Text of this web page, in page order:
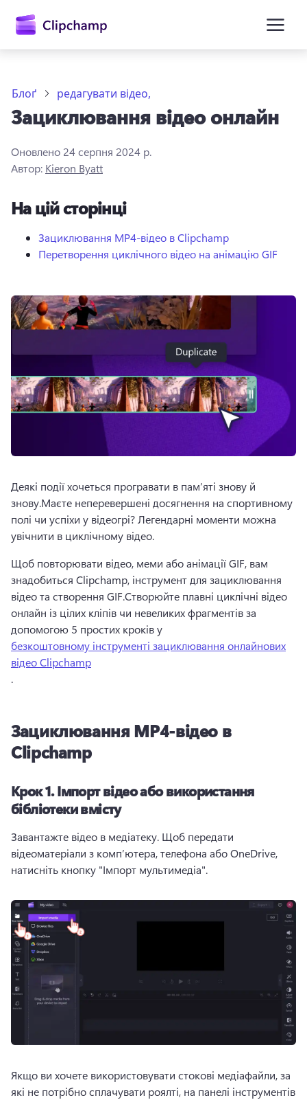
вмісту
Увійти
Спробувати безкоштовно
Блоґ редагувати відео,
Зациклювання відео онлайн
Оновлено 24 серпня 2024 р.
Автор: Kieron Byatt
На цій сторінці
Зациклювання MP4-відео в Clipchamp
Перетворення циклічного відео на анімацію GIF
Деякі події хочеться програвати в пам’яті знову й
знову.Маєте неперевершені досягнення на спортивному
полі чи успіхи у відеогрі? Легендарні моменти можна
увічнити в циклічному відео.
Щоб повторювати відео, меми або анімації GIF, вам
знадобиться Clipchamp, інструмент для зациклювання
відео та створення GIF.Створюйте плавні циклічні відео
онлайн із цілих кліпів чи невеликих фрагментів за
допомогою 5 простих кроків у
безкоштовному інструменті зациклювання онлайнових
відео Clipchamp
.
Зациклювання MP4-відео в
Clipchamp
Крок 1.Імпорт відео або використання
бібліотеки вмісту
Завантажте відео в медіатеку. Щоб передати
відеоматеріали з комп’ютера, телефона або OneDrive,
натисніть кнопку "Імпорт мультимедіа".
Якщо ви хочете використовувати стокові медіафайли, за
які не потрібно сплачувати роялті, на панелі інструментів